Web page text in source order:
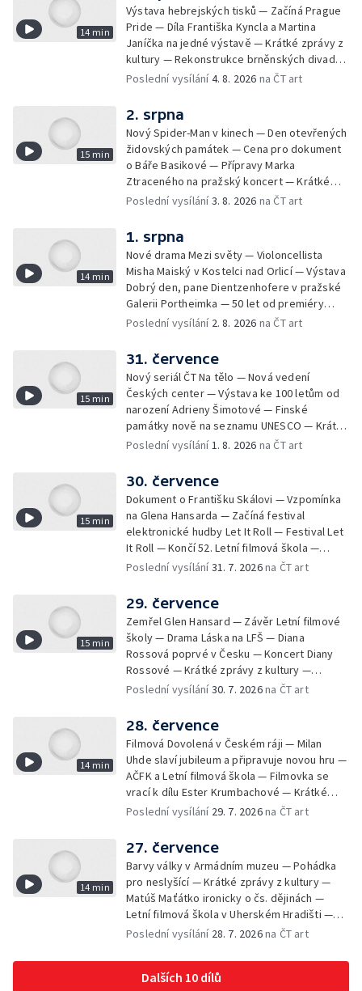
14 min
Výstava hebrejských tisků — Začíná Prague
Pride — Díla Františka Kyncla a Martina
Janíčka na jedné výstavě — Krátké zprávy z
kultury — Rekonstrukce brněnských divadel
— Budoucnost Knihovny Václava Havla —
Kulturní tipy
Poslední vysílání4. 8. 2026 na ČT art
15 min
2. srpna
Nový Spider-Man v kinech — Den otevřených
židovských památek — Cena pro dokument
o Báře Basikové — Přípravy Marka
Ztraceného na pražský koncert — Krátké
zprávy z kultury — Nález historických
Poslední vysílání3. 8. 2026 na ČT art
14 min
1. srpna
Nové drama Mezi světy — Violoncellista
Misha Maiský v Kostelci nad Orlicí — Výstava
Dobrý den, pane Dientzenhofere v pražské
Galerii Portheimka — 50 let od premiéry
filmu Na samotě u lesa — Krátké zprávy z
Mercury
Poslední vysílání 2. 8. 2026 na ČT art
15 min
31. července
Nový seriál ČT Na tělo — Nová vedení
Českých center — Výstava ke 100 letům od
narození Adrieny Šimotové — Finské
památky nově na seznamu UNESCO — Krátké
zprávy z kultury — Začíná Jiráskův Hronov —
Poslední vysílání1. 8. 2026 na ČT art
15 min
30. července
Dokument o Františku Skálovi — Vzpomínka
na Glena Hansarda — Začíná festival
elektronické hudby Let It Roll — Festival Let
It Roll — Končí 52. Letní filmová škola —
Krátké zprávy z kultury — Rekonstrukce
Poslední vysílání31. 7. 2026na ČT art
15 min
29. července
Zemřel Glen Hansard — Závěr Letní filmové
školy — Drama Láska na LFŠ — Diana
Rossová poprvé v Česku — Koncert Diany
Rossové — Krátké zprávy z kultury —
Výstavy o proměnách Prahy — Zahajení
Poslední vysílání30. 7. 2026na ČT art
14 min
28. července
Filmová Dovolená v Českém ráji — Milan
Uhde slaví jubileum a připravuje novou hru —
AČFK a Letní filmová škola — Filmovka se
vrací k dílu Ester Krumbachové — Krátké
zprávy z kultury — Antonín Střížek namaloval
Poslední vysílání 29. 7. 2026na ČT art
14 min
27. července
Barvy války v Armádním muzeu — Pohádka
pro neslyšící — Krátké zprávy z kultury —
Matúš Maťátko ironicky o čs. dějinách —
Letní filmová škola v Uherském Hradišti —
Olomoucký U-klub znovu ožije
Poslední vysílání 28. 7. 2026na ČT art
Dalších 10 dílů